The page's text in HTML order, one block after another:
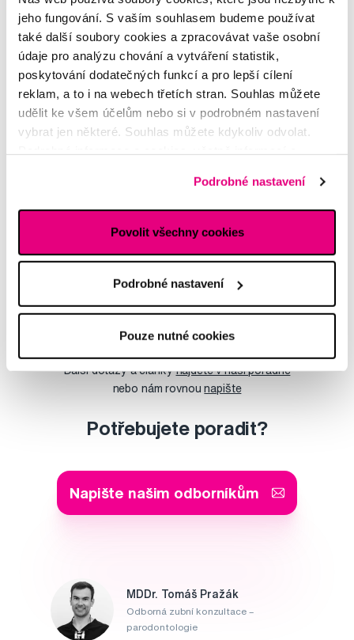
jeho fungování. S vaším souhlasem budeme používat
také další soubory cookies a zpracovávat vaše osobní
údaje pro analýzu chování a vytváření statistik,
poskytování dodatečných funkcí a pro lepší cílení
reklam, a to i na webech třetích stran. Souhlas můžete
udělit ke všem účelům nebo si v podrobném nastavení
vybrat jen některé. Souhlas můžete kdykoliv odvolat.
Podrobné nastavení
Povolit všechny cookies
Podrobné nastavení
Pouze nutné cookies
Zdravý a bezpečný vývoj zubů při
používání dudlíku. Seznamte se s
Dentistar
Dentální zdraví není spojeno pouze se správným čištěním a
ovlivňuje zdrav...
Hana
Další dotazy a článkynajdete v naší poradně
nebo nám rovnounapište
Potřebujete poradit?
Napište našim odborníkům
MDDr. Tomáš Pražák
Odborná zubní konzultace –
parodontologie